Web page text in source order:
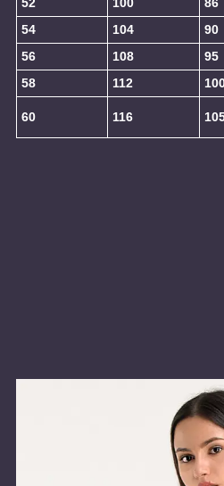
54
104 90
56
108 95
58
112
60 116